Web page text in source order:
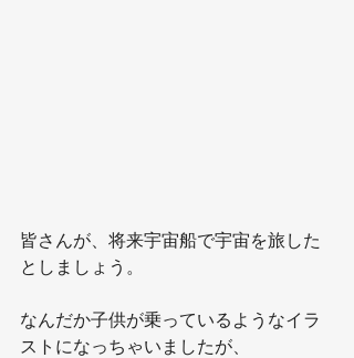
皆さんが、将来宇宙船で宇宙を旅した
としましょう。
なんだか子供が乗っているようなイラ
ストになっちゃいましたが、